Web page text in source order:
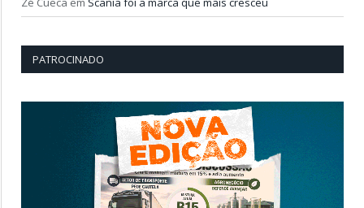
PATROCINADO